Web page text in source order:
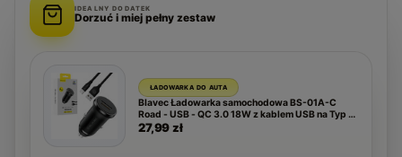
IDEALNY DODATEK
Dorzuć i miej pełny zestaw
ŁADOWARKA DO AUTA
Blavec Ładowarka samochodowa BS-01A-C
Road - USB - QC 3.0 18W z kablem USB na Typ C
(CCBS01ACR-UB) czarna
27,99 zł